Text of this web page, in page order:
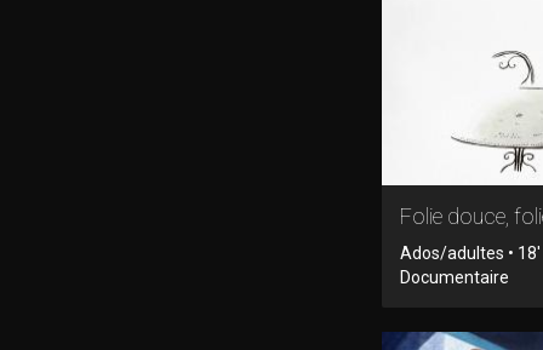
Folie douce,
Ados/adultes • 18'
Documentaire